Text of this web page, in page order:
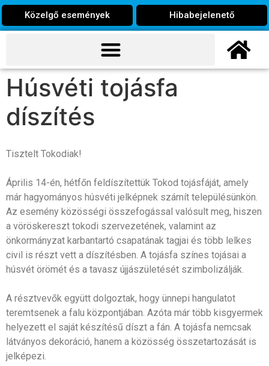
Közelgő események Hibabejelenető
Húsvéti tojásfa
díszítés
Tisztelt Tokodiak!
Április 14-én, hétfőn feldíszítettük Tokod tojásfáját, amely
már hagyományos húsvéti jelképnek számít településünkön.
Az esemény közösségi összefogással valósult meg, hiszen
a vöröskereszt tokodi szervezetének, valamint az
önkormányzat karbantartó csapatának tagjai és több lelkes
civil is részt vett a díszítésben. A tojásfa színes tojásai a
húsvét örömét és a tavasz újjászületését szimbolizálják.
A résztvevők együtt dolgoztak, hogy ünnepi hangulatot
teremtsenek a falu központjában. Azóta már több kisgyermek
helyezett el saját készítésű díszt a fán. A tojásfa nemcsak
látványos dekoráció, hanem a közösség összetartozását is
jelképezi.